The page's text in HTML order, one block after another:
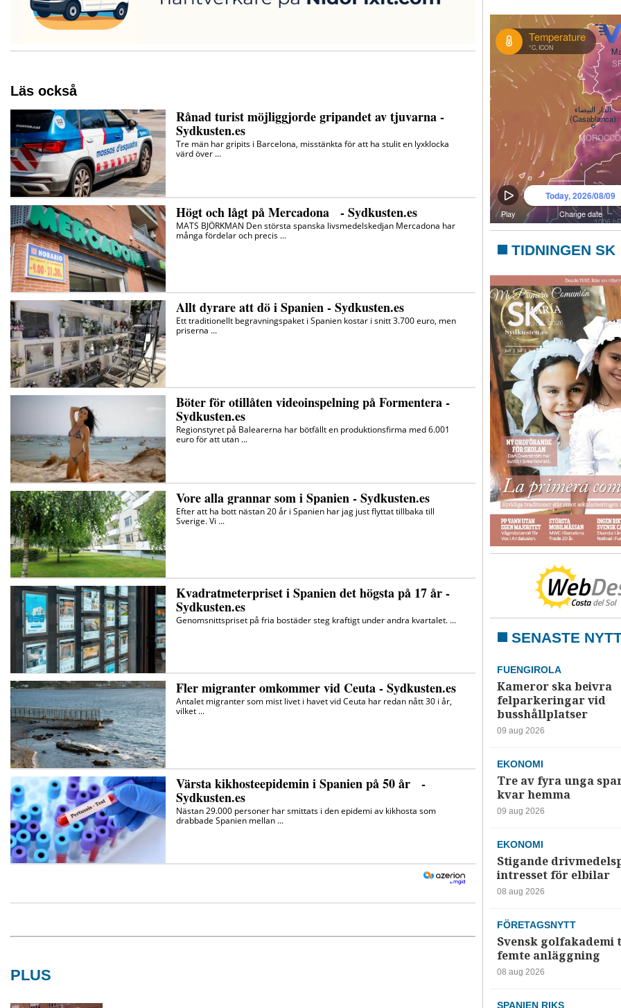
PLUS
TIDNINGEN SK
SENASTE
FUENGIROLA
Kameror ska beivra
felparkeringar vid
busshållplatser
09 aug 2026
EKONOMI
Tre av fyra unga
kvar hemma
09 aug 2026
EKONOMI
Stigande
intresset för elbilar
08 aug 2026
FÖRETAGSNYTT
Svensk golfakademi
femte anläggning
08 aug 2026
SPANIEN RIKS